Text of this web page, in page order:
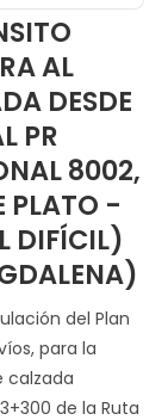
AL
DESDE
PR
8002,
PLATO -
DIFÍCIL)
del Plan
para la
calzada
de la Ruta